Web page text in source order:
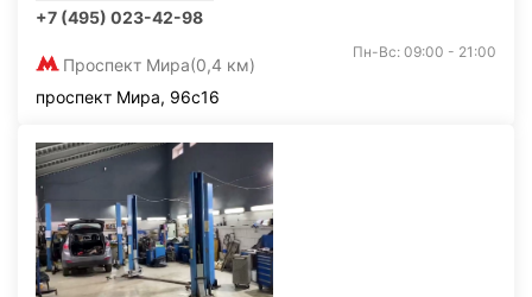
+7 (495) 023-42-98
Проспект Мира(0,4 км)
Пн-Вс: 09:00 - 21:00
проспект Мира, 96с16